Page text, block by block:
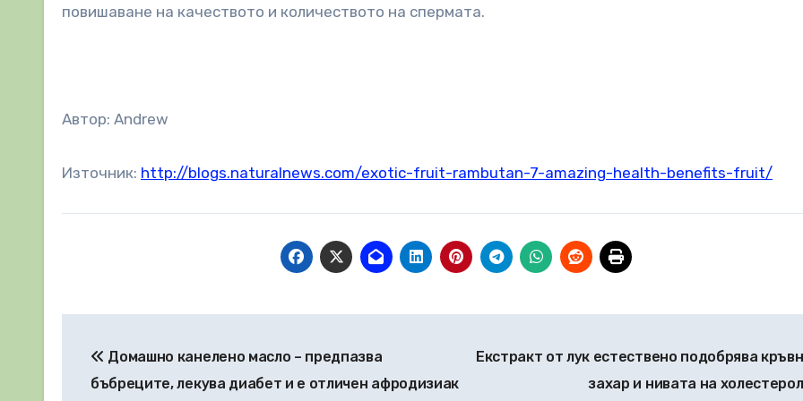
повишаване на качеството и количеството на спермата.
Автор: Andrew
Източник: http://blogs.naturalnews.com/exotic-fruit-rambutan-7-amazing-health-benefits-fruit/
Домашно канелено масло – предпазва
бъбреците, лекува диабет и е отличен афродизиак
Екстракт от лук естествено подобрява
захар и нивата на